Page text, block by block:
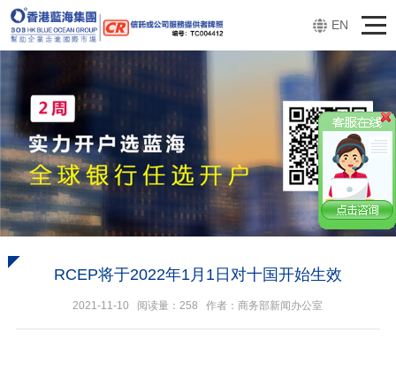
EN
RCEP将于2022年1月1日对十国开始生效
2021-11-10 阅读量：258 作者：商务部新闻办公室